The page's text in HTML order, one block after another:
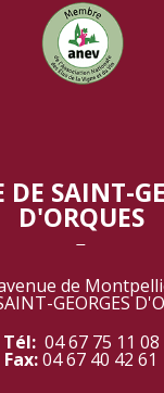
SAINT-
D'ORQUES
‾
de
GEORGES
Tél: 04 67 75 11 08
Fax:04 67 40 42 61